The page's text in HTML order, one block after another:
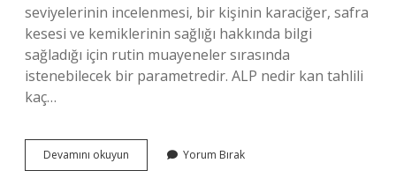
seviyelerinin incelenmesi, bir kişinin karaciğer, safra
kesesi ve kemiklerinin sağlığı hakkında bilgi
sağladığı için rutin muayeneler sırasında
istenebilecek bir parametredir. ALP nedir kan tahlili
kaç…
Devamını okuyun
Nin
Yorum Bırak